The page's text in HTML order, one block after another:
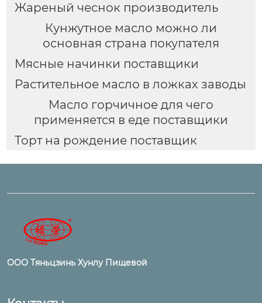
Жареный чеснок производитель
Кунжутное масло можно ли
основная страна покупателя
Мясные начинки поставщики
Растительное масло в ложках заводы
Масло горчичное для чего
применяется в еде поставщики
Торт на рождение поставщик
ООО Тяньцзинь Хунлу Пищевой